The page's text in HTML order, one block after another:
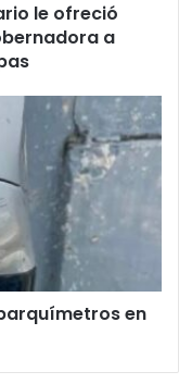
le ofreció
a
en